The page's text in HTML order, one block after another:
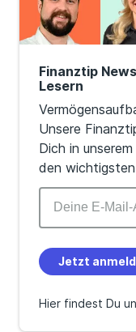
Finanztip
Lesern
Unsere
Dich in
den wichtigsten
Jetzt
Hier findest Du